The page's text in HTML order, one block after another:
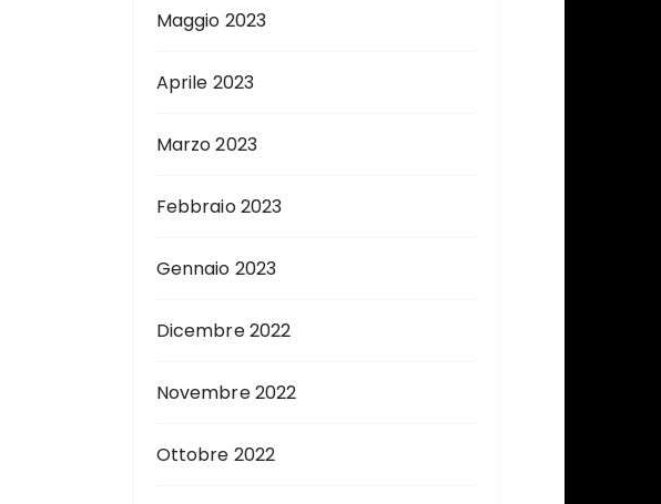
Maggio 2023
Aprile 2023
Marzo 2023
Febbraio 2023
Gennaio 2023
Dicembre 2022
Novembre 2022
Ottobre 2022